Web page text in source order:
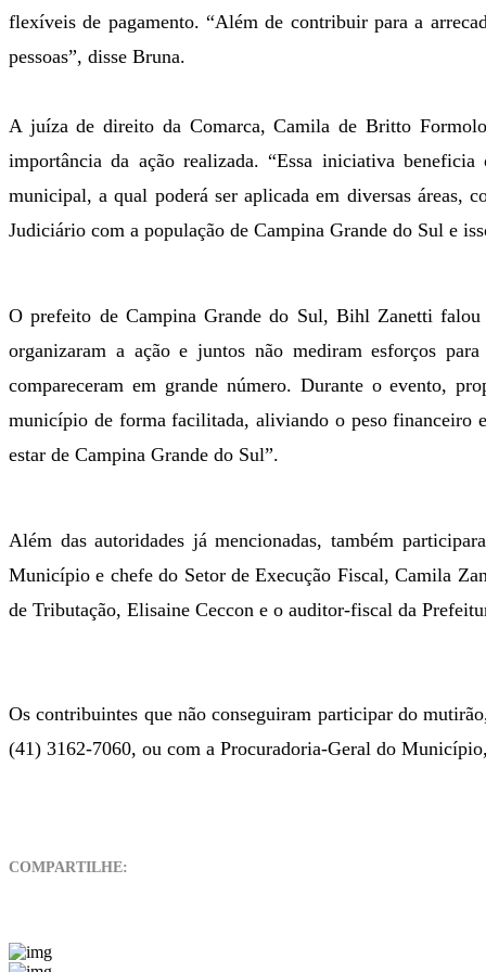
flexíveis de pagamento. “Além de contribuir para a
pessoas”, disse Bruna.
A juíza de direito da Comarca, Camila de Britto
importância da ação realizada. “Essa iniciativa
municipal, a qual poderá ser aplicada em diversas áreas,
Judiciário com a população de Campina Grande do Sul e
O prefeito de Campina Grande do Sul, Bihl Zanetti
organizaram a açãoe juntos não mediram esforços
compareceram em grande número. Durante o evento,
município de forma facilitada, aliviando o peso financeiro
estar de Campina Grande do Sul”.
Além das autoridades já mencionadas, também
Município e chefe do Setor de Execução Fiscal, Camila
de Tributação, Elisaine Ceccon e o auditor-fiscal da
Os contribuintes que não conseguiram participar do
(41) 3162-7060, ou com a Procuradoria-Geral do
COMPARTILHE: